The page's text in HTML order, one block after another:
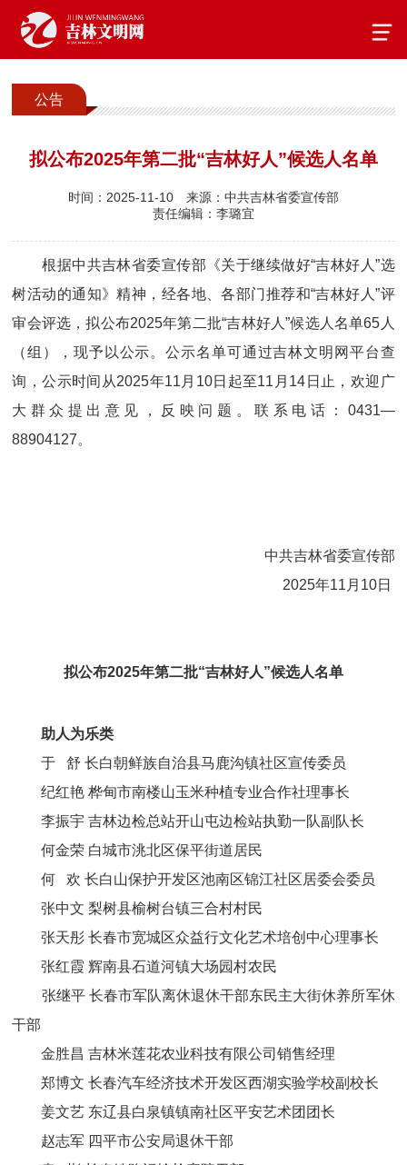
公告
拟公布2025年第二批“吉林好人”候选人名单
时间：2025-11-10
来源：中共吉林省委宣传部
责任编辑：李璐宜
根据中共吉林省委宣传部《关于继续做好“吉林好人”选
树活动的通知》精神，经各地、各部门推荐和“吉林好人”评
审会评选，拟公布2025年第二批“吉林好人”候选人名单65人
（组），现予以公示。公示名单可通过吉林文明网平台查
询，公示时间从2025年11月10日起至11月14日止，欢迎广
大群众提出意见，反映问题。联系电话：0431—
88904127。
中共吉林省委宣传部
2025年11月10日
拟公布2025年第二批“吉林好人”候选人名单
助人为乐类
于 舒 长白朝鲜族自治县马鹿沟镇社区宣传委员
纪红艳 桦甸市南楼山玉米种植专业合作社理事长
李振宇 吉林边检总站开山屯边检站执勤一队副队长
何金荣 白城市洮北区保平街道居民
何 欢 长白山保护开发区池南区锦江社区居委会委员
张中文 梨树县榆树台镇三合村村民
张天彤 长春市宽城区众益行文化艺术培创中心理事长
张红霞 辉南县石道河镇大场园村农民
张继平 长春市军队离休退休干部东民主大街休养所军休
干部
金胜昌 吉林米莲花农业科技有限公司销售经理
郑博文 长春汽车经济技术开发区西湖实验学校副校长
姜文艺 东辽县白泉镇镇南社区平安艺术团团长
赵志军 四平市公安局退休干部